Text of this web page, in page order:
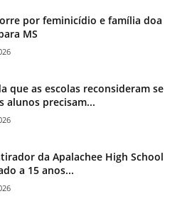
por feminicídio e família doa
MS
que as escolas reconsideram se
alunos precisam...
da Apalachee High School
a 15 anos...